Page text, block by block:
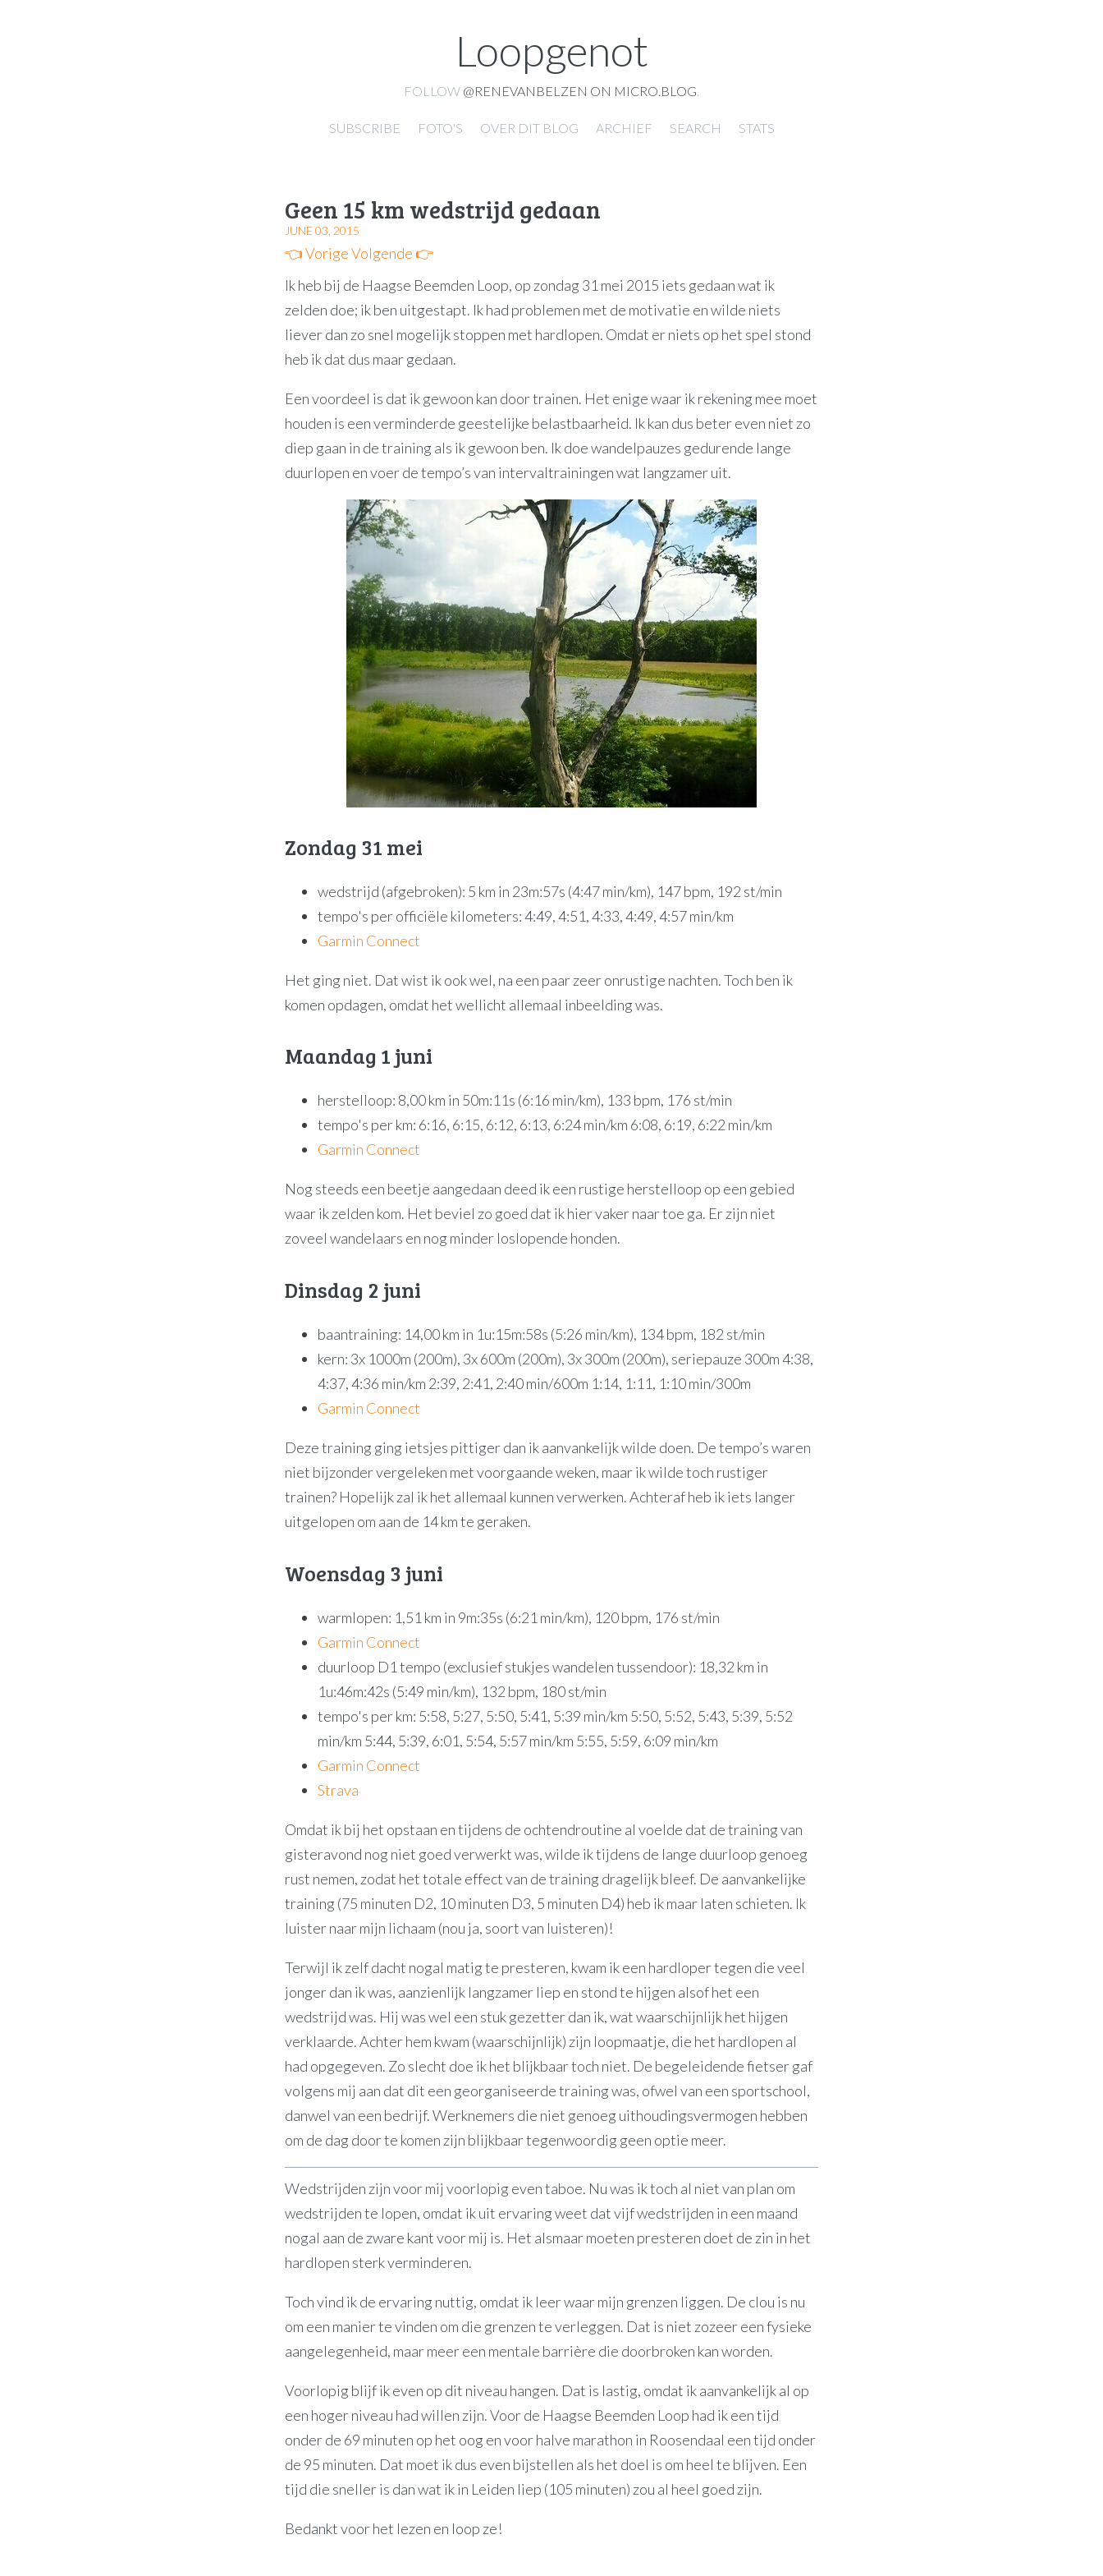
Loopgenot
FOLLOW @RENEVANBELZEN ON MICRO.BLOG.
SUBSCRIBE FOTO'S OVER DIT BLOG ARCHIEF SEARCH STATS
Geen 15 km wedstrijd gedaan
JUNE 03, 2015
👈 VorigeVolgende 👉
Ik heb bij de Haagse Beemden Loop, op zondag 31 mei 2015 iets gedaan wat ik
zelden doe; ik ben uitgestapt. Ik had problemen met de motivatie en wilde niets
liever dan zo snel mogelijk stoppen met hardlopen. Omdat er niets op het spel stond
heb ik dat dus maar gedaan.
Een voordeel is dat ik gewoon kan door trainen. Het enige waar ik rekening mee moet
houden is een verminderde geestelijke belastbaarheid. Ik kan dus beter even niet zo
diep gaan in de training als ik gewoon ben. Ik doe wandelpauzes gedurende lange
duurlopen en voer de tempo’s van intervaltrainingen wat langzamer uit.
Zondag 31 mei
wedstrijd (afgebroken): 5 km in 23m:57s (4:47 min/km), 147 bpm, 192 st/min
tempo's per officiële kilometers: 4:49, 4:51, 4:33, 4:49, 4:57 min/km
Garmin Connect
Het ging niet. Dat wist ik ook wel, na een paar zeer onrustige nachten. Toch ben ik
komen opdagen, omdat het wellicht allemaal inbeelding was.
Maandag 1 juni
herstelloop: 8,00 km in 50m:11s (6:16 min/km), 133 bpm, 176 st/min
tempo's per km: 6:16, 6:15, 6:12, 6:13, 6:24 min/km 6:08, 6:19, 6:22 min/km
Garmin Connect
Nog steeds een beetje aangedaan deed ik een rustige herstelloop op een gebied
waar ik zelden kom. Het beviel zo goed dat ik hier vaker naar toe ga. Er zijn niet
zoveel wandelaars en nog minder loslopende honden.
Dinsdag 2 juni
baantraining: 14,00 km in 1u:15m:58s (5:26 min/km), 134 bpm, 182 st/min
kern: 3x 1000m (200m), 3x 600m (200m), 3x 300m (200m), seriepauze 300m 4:38,
4:37, 4:36 min/km 2:39, 2:41, 2:40 min/600m 1:14, 1:11, 1:10 min/300m
Garmin Connect
Deze training ging ietsjes pittiger dan ik aanvankelijk wilde doen. De tempo’s waren
niet bijzonder vergeleken met voorgaande weken, maar ik wilde toch rustiger
trainen? Hopelijk zal ik het allemaal kunnen verwerken. Achteraf heb ik iets langer
uitgelopen om aan de 14 km te geraken.
Woensdag 3 juni
warmlopen: 1,51 km in 9m:35s (6:21 min/km), 120 bpm, 176 st/min
Garmin Connect
duurloop D1 tempo (exclusief stukjes wandelen tussendoor): 18,32 km in
1u:46m:42s (5:49 min/km), 132 bpm, 180 st/min
tempo's per km: 5:58, 5:27, 5:50, 5:41, 5:39 min/km 5:50, 5:52, 5:43, 5:39, 5:52
min/km 5:44, 5:39, 6:01, 5:54, 5:57 min/km 5:55, 5:59, 6:09 min/km
Garmin Connect
Strava
Omdat ik bij het opstaan en tijdens de ochtendroutine al voelde dat de training van
gisteravond nog niet goed verwerkt was, wilde ik tijdens de lange duurloop genoeg
rust nemen, zodat het totale effect van de training dragelijk bleef. De aanvankelijke
training (75 minuten D2, 10 minuten D3, 5 minuten D4) heb ik maar laten schieten. Ik
luister naar mijn lichaam (nou ja, soort van luisteren)!
Terwijl ik zelf dacht nogal matig te presteren, kwam ik een hardloper tegen die veel
jonger dan ik was, aanzienlijk langzamer liep en stond te hijgen alsof het een
wedstrijd was. Hij was wel een stuk gezetter dan ik, wat waarschijnlijk het hijgen
verklaarde. Achter hem kwam (waarschijnlijk) zijn loopmaatje, die het hardlopen al
had opgegeven. Zo slecht doe ik het blijkbaar toch niet. De begeleidende fietser gaf
volgens mij aan dat dit een georganiseerde training was, ofwel van een sportschool,
danwel van een bedrijf. Werknemers die niet genoeg uithoudingsvermogen hebben
om de dag door te komen zijn blijkbaar tegenwoordig geen optie meer.
Wedstrijden zijn voor mij voorlopig even taboe. Nu was ik toch al niet van plan om
wedstrijden te lopen, omdat ik uit ervaring weet dat vijf wedstrijden in een maand
nogal aan de zware kant voor mij is. Het alsmaar moeten presteren doet de zin in het
hardlopen sterk verminderen.
Toch vind ik de ervaring nuttig, omdat ik leer waar mijn grenzen liggen. De clou is nu
om een manier te vinden om die grenzen te verleggen. Dat is niet zozeer een fysieke
aangelegenheid, maar meer een mentale barrière die doorbroken kan worden.
Voorlopig blijf ik even op dit niveau hangen. Dat is lastig, omdat ik aanvankelijk al op
een hoger niveau had willen zijn. Voor de Haagse Beemden Loop had ik een tijd
onder de 69 minuten op het oog en voor halve marathon in Roosendaal een tijd onder
de 95 minuten. Dat moet ik dus even bijstellen als het doel is om heel te blijven. Een
tijd die sneller is dan wat ik in Leiden liep (105 minuten) zou al heel goed zijn.
Bedankt voor het lezen en loop ze!